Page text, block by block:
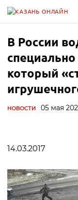
В России
который
НОВОСТИ 05 мая
14.03.2017